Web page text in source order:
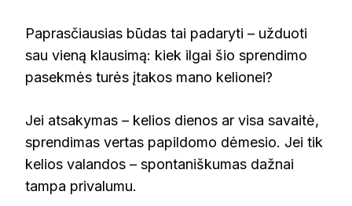
Paprasčiausias būdas tai padaryti – užduoti
sau vieną klausimą: kiek ilgai šio sprendimo
pasekmės turės įtakos mano kelionei?
Jei atsakymas – kelios dienos ar visa savaitė,
sprendimas vertas papildomo dėmesio. Jei tik
kelios valandos – spontaniškumas dažnai
tampa privalumu.